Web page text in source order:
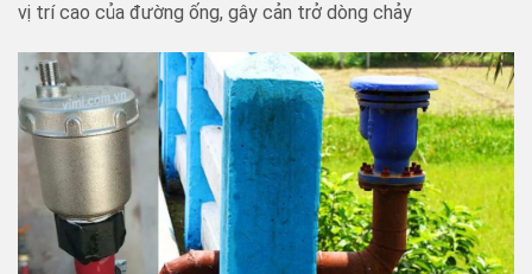
vị trí cao của đường ống, gây cản trở dòng chảy